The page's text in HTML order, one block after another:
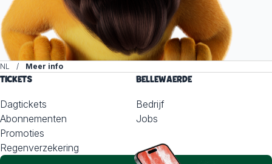
NL Meer info
TICKETS
Dagtickets
Abonnementen
Promoties
Regenverzekering
BELLEWAERDE
Bedrijf
Jobs